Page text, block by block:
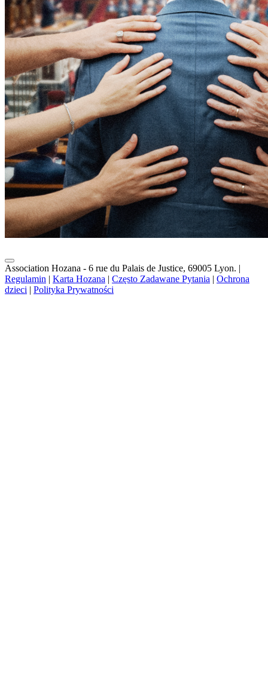
Association Hozana - 6 rue du Palais de Justice, 69005 Lyon. |
Regulamin | Karta Hozana | Często Zadawane Pytania | Ochrona
dzieci | Polityka Prywatności